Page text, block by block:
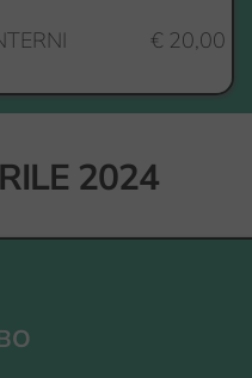
€ 20,00
2024